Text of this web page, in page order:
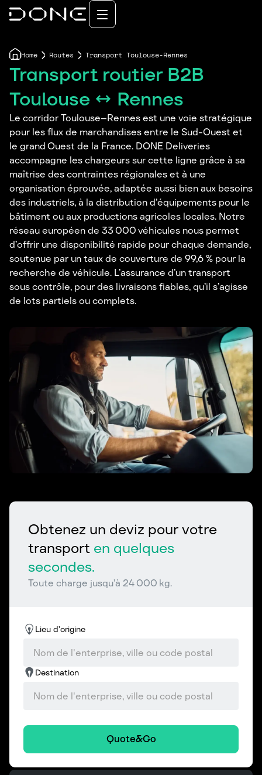
Home Routes Transport Toulouse-Rennes
Transport routier B2B
Toulouse ↔ Rennes
Le corridor Toulouse–Rennes est une voie stratégique
pour les flux de marchandises entre le Sud-Ouest et
le grand Ouest de la France. DONE Deliveries
accompagne les chargeurs sur cette ligne grâce à sa
maîtrise des contraintes régionales et à une
organisation éprouvée, adaptée aussi bien aux besoins
des industriels, à la distribution d’équipements pour le
bâtiment ou aux productions agricoles locales. Notre
réseau européen de 33 000 véhicules nous permet
d’offrir une disponibilité rapide pour chaque demande,
soutenue par un taux de couverture de 99,6 % pour la
recherche de véhicule. L’assurance d’un transport
sous contrôle, pour des livraisons fiables, qu’il s’agisse
de lots partiels ou complets.
Obtenez un deviz pour votre
transport en quelques
secondes.
Toute charge jusqu’à 24 000 kg.
Lieu d’origine
Destination
Quote&Go